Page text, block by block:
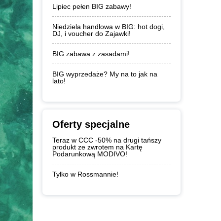
Lipiec pełen BIG zabawy!
Niedziela handlowa w BIG: hot dogi,
DJ, i voucher do Zajawki!
BIG zabawa z zasadami!
BIG wyprzedaże? My na to jak na
lato!
Oferty specjalne
Teraz w CCC -50% na drugi tańszy
produkt ze zwrotem na Kartę
Podarunkową MODIVO!
Tylko w Rossmannie!